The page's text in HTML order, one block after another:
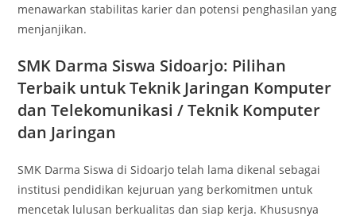
menawarkan stabilitas karier dan potensi penghasilan yang
menjanjikan.
SMK Darma Siswa Sidoarjo: Pilihan
Terbaik untuk Teknik Jaringan Komputer
dan Telekomunikasi / Teknik Komputer
dan Jaringan
SMK Darma Siswa di Sidoarjo telah lama dikenal sebagai
institusi pendidikan kejuruan yang berkomitmen untuk
mencetak lulusan berkualitas dan siap kerja. Khususnya